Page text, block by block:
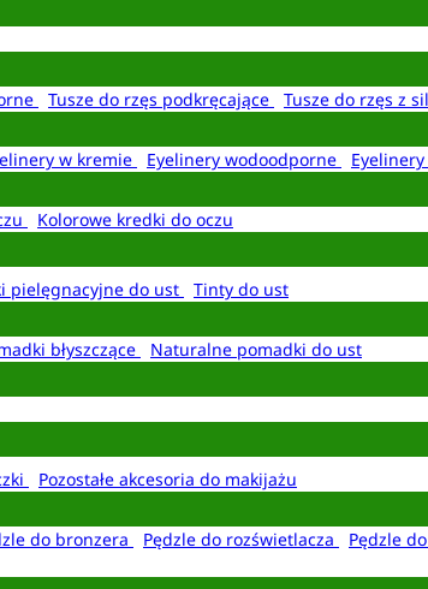
Tusze do rzęs podkręcające Tusze do rzęs z
w kremie Eyelinery wodoodporne
Kolorowe kredki do oczu
pielęgnacyjne do ust
Tinty do ust
błyszczące
Naturalne pomadki do ust
Pozostałe akcesoria do makijażu
do bronzera Pędzle do rozświetlacza Pędzle